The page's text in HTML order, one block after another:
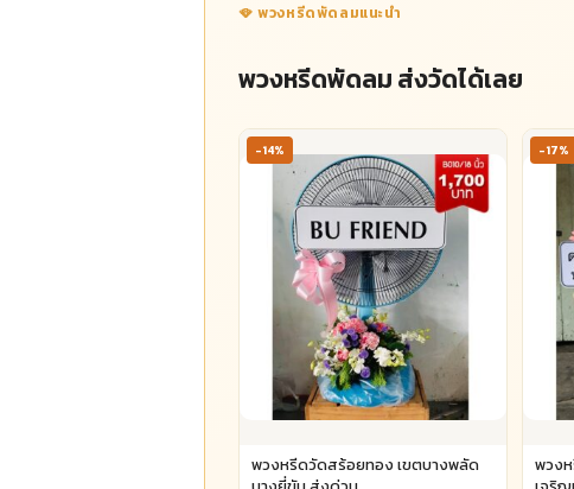
🪭 พวงหรีดพัดลมแนะนำ
พวงหรีดพัดลม ส่งวัดได้เลย
-14%
พวงหรีดวัดสร้อยทอง เขตบางพลัด
-17%
พวง